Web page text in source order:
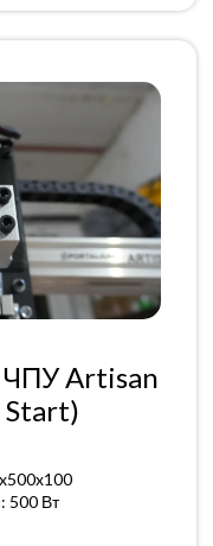
ЧПУ Artisan
Start)
500 Вт